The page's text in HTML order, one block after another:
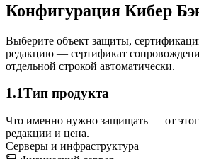
Конфигурация Кибер
Выберите объект защиты,
редакцию — сертификат
отдельной строкой автоматически.
1.1Тип продукта
Что именно нужно защищать — от
редакции и цена.
Серверы и инфраструктура